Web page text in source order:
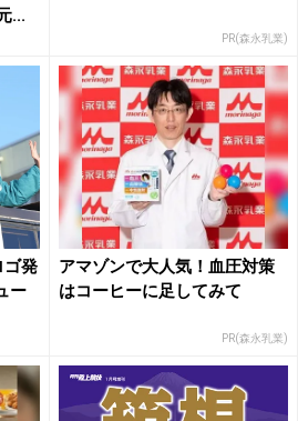
...
PR(森永乳業)
ゴ発
ー
アマゾンで大人気！血圧対策
はコーヒーに足してみて
PR(森永乳業)